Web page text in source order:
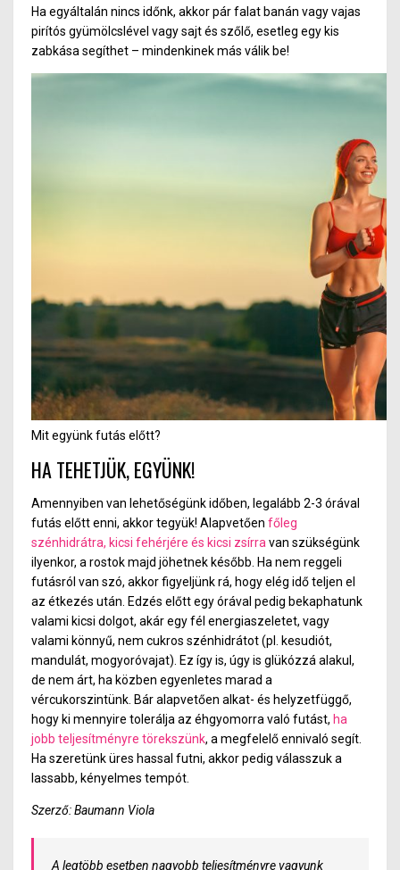
Ha egyáltalán nincs időnk, akkor pár falat banán vagy vajas
pirítós gyümölcslével vagy sajt és szőlő, esetleg egy kis
zabkása segíthet – mindenkinek más válik be!
Mit együnk futás előtt?
HA TEHETJÜK, EGYÜNK!
Amennyiben van lehetőségünk időben, legalább 2-3 órával
futás előtt enni, akkor tegyük! Alapvetően főleg
szénhidrátra, kicsi fehérjére és kicsi zsírra van szükségünk
ilyenkor, a rostok majd jöhetnek később. Ha nem reggeli
futásról van szó, akkor figyeljünk rá, hogy elég idő teljen el
az étkezés után. Edzés előtt egy órával pedig bekaphatunk
valami kicsi dolgot, akár egy fél energiaszeletet, vagy
valami könnyű, nem cukros szénhidrátot (pl. kesudiót,
mandulát, mogyoróvajat). Ez így is, úgy is glükózzá alakul,
de nem árt, ha közben egyenletes marad a
vércukorszintünk. Bár alapvetően alkat- és helyzetfüggő,
hogy ki mennyire tolerálja az éhgyomorra való futást, ha
jobb teljesítményre törekszünk, a megfelelő ennivaló segít.
Ha szeretünk üres hassal futni, akkor pedig válasszuk a
lassabb, kényelmes tempót.
Szerző: Baumann Viola
A legtöbb esetben nagyobb teljesítményre vagyunk